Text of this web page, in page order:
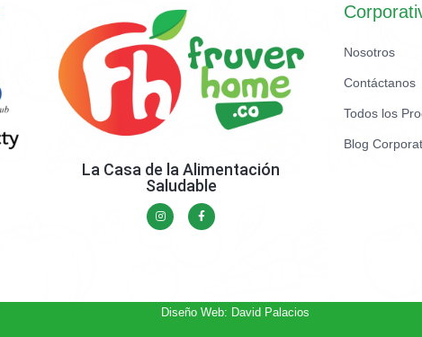
La Casa de la Alimentación
Saludable
Nosotros
Contáctanos
Todos los
Blog
Diseño Web: David Palacios